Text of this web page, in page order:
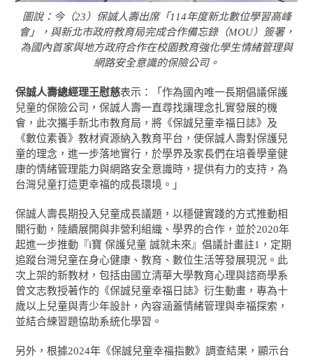
圖說：今（23）保誠人壽出席「114年度新北數位學習高峰
會」，與新北市政府教育局完成合作備忘錄（MOU）簽署，
為國內首家與地方政府合作在校園教育強化學生情緒管理與
網路安全意識的保險公司。
保誠人壽總經理王慰慈表示：「作為國內唯一長期倡議保護
兒童的保險公司，保誠人壽一直尋找讓理念扎實發展的機
會，此次攜手新北市教育局，將《保誠兒童幸福日誌》及
《數位素養》教材資源納入教育平台，使保誠人壽對保護兒
童的理念，進一步落地實行，於學界及家長們在培養學童健
康的情緒管理能力與網路安全意識時，提供有力的支持，為
台灣兒童打造更幸福的成長環境。」
保誠人壽長期投入兒童成長議題，以穩健實踐的方式推動相
關行動，陸續展開與非營利組織、學界的合作，並於2020年
起進一步推動『i寶 保護兒童 誠就未來』倡議計畫註1 ，定期
追蹤台灣兒童在身心健康、教育、數位生活等發展現況。此
次上架的新教材，包括由國立清華大學教育心理與諮商學系
曾文志教授著作的《保誠兒童幸福日誌》衍生動畫，專為十
歲以上兒童與青少年設計，內容涵蓋情緒管理與幸福探索，
並結合練習題協助系統化學習。
另外，根據2024年《保誠兒童幸福指數》調查結果，顯示台